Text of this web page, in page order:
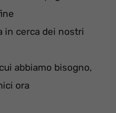
in cerca dei nostri
abbiamo bisogno,
ora